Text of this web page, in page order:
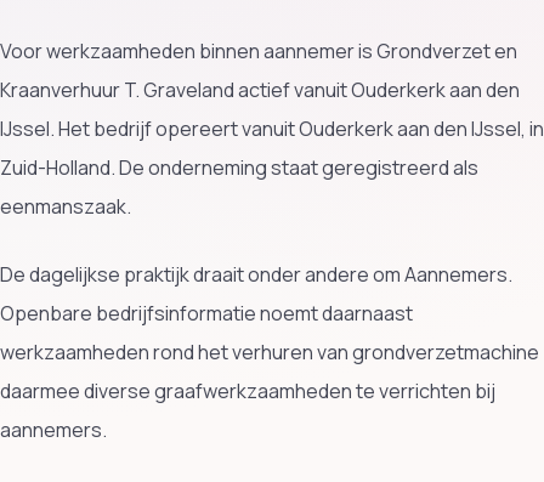
Voor werkzaamheden binnen aannemer is Grondverzet en
Kraanverhuur T. Graveland actief vanuit Ouderkerk aan den
IJssel. Het bedrijf opereert vanuit Ouderkerk aan den IJssel, in
Zuid-Holland. De onderneming staat geregistreerd als
eenmanszaak.
De dagelijkse praktijk draait onder andere om Aannemers.
Openbare bedrijfsinformatie noemt daarnaast
werkzaamheden rond het verhuren van grondverzetmachine
daarmee diverse graafwerkzaamheden te verrichten bij
aannemers.